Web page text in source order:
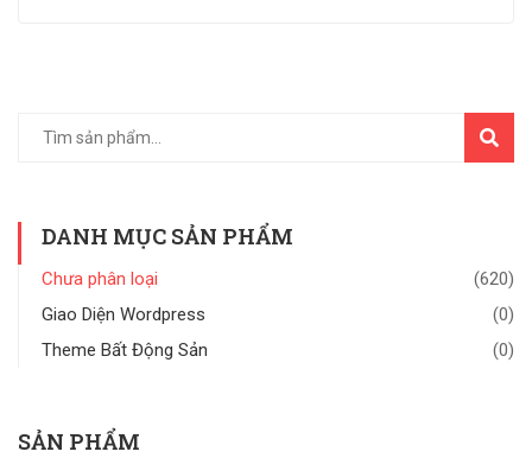
TÌM
KIẾM
DANH MỤC SẢN PHẨM
Chưa phân loại
(620)
Giao Diện Wordpress
(0)
Theme Bất Động Sản
(0)
SẢN PHẨM